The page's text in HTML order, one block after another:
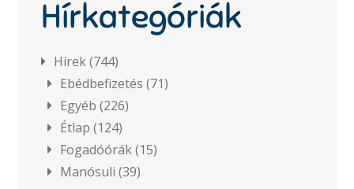
Hírkategóriák
Hírek(744)
Ebédbefizetés (71)
Egyéb (226)
Étlap (124)
Fogadóórák(15)
Manósuli (39)